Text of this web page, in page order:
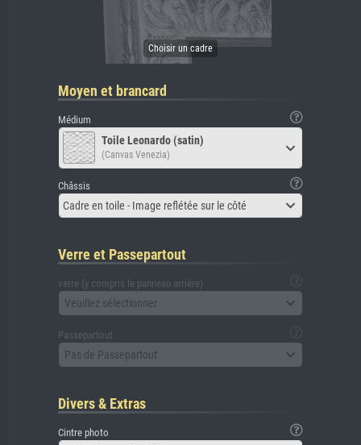
Moyen et brancard
Médium
Toile Leonardo (satin)
(Canvas Venezia)
Châssis
Cadre en toile - Image reflétée sur le côté
Verre et Passepartout
verre (y compris le panneau arrière)
Veuillez sélectionner
Passepartout
Pas de Passepartout
Divers & Extras
Cintre photo